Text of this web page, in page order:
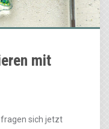
mit
fragen sich jetzt